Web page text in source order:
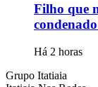
Filho que
Há 2 horas
Grupo Itatiaia